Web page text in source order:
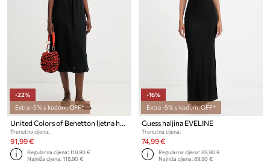
-22%
Extra -5% s kodom: OFF*
United Colors of Benetton ljetna haljina od lana
Trenutna cijena:
91,99 €
Regularna cijena:118,90 €
Najniža cijena:118,90 €
-16%
Extra -5% s kodom: OFF*
Guess haljina EVELINE
Trenutna cijena:
74,99 €
Regularna cijena:89,90 €
Najniža cijena:89,90 €